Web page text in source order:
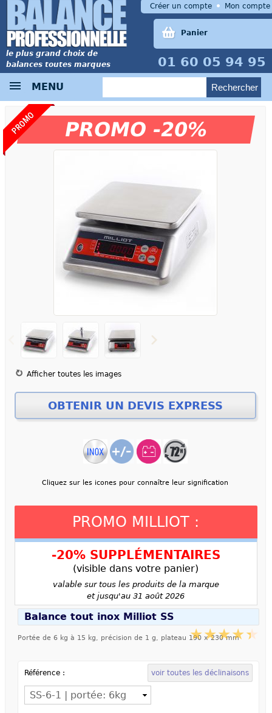
le plus grand choix de
balances toutes marques
01 60 05 94 95
Panier
Créer un compte Mon compte
MENU
PROMO PROMO -20%
Afficher toutes les images
Cliquez sur les icones pour connaître leur signification
PROMO MILLIOT :
-20% SUPPLÉMENTAIRES
(visible dans votre panier)
valable sur tous les produits de la marque
et jusqu'au 31 août 2026
Balance tout inox Milliot SS
Portée de 6 kg à 15 kg, précision de 1 g, plateau 190 x 230 mm
Référence : voir toutes les déclinaisons